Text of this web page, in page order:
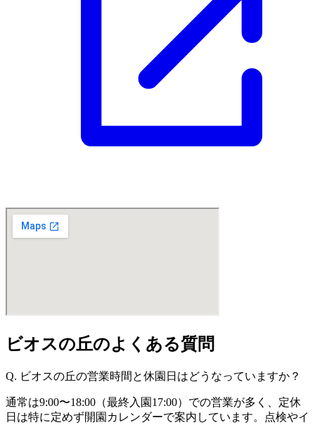
ビオスの丘のよくある質問
Q. ビオスの丘の営業時間と休園日はどうなっていますか？
通常は9:00〜18:00（最終入園17:00）での営業が多く、定休
日は特に定めず開園カレンダーで案内しています。点検やイ